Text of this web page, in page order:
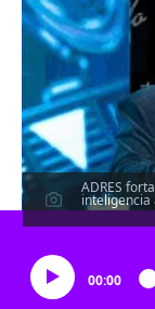
ADRES
00:00